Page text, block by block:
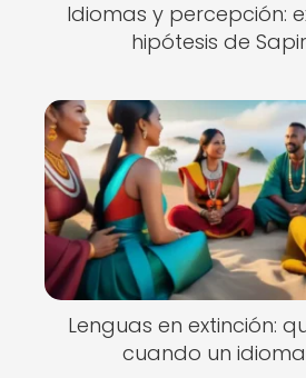
Idiomas y percepción:
hipótesis de
Lenguas en extinción:
cuando un